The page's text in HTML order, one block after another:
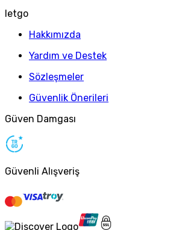
letgo
Hakkımızda
Yardım ve Destek
Sözleşmeler
Güvenlik Önerileri
Güven Damgası
Güvenli Alışveriş